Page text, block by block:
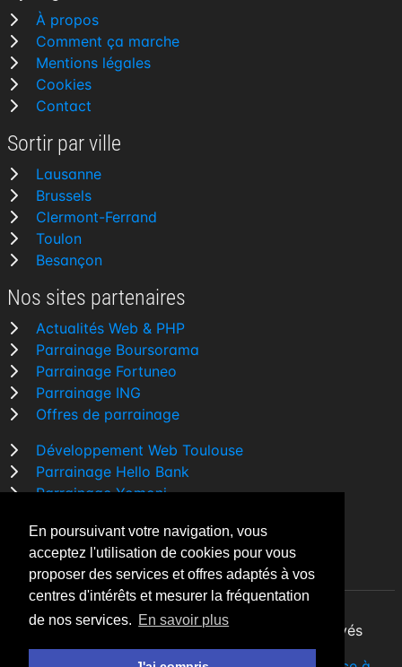
En poursuivant votre navigation, vous
acceptez l'utilisation de cookies pour vous
proposer des services et offres adaptés à vos
centres d'intérêts et mesurer la fréquentation
de nos services. En savoir plus
À propos
Comment ça marche
Mentions légales
Cookies
Contact
Sortir par ville
Lausanne
Brussels
Clermont-Ferrand
Toulon
Besançon
Nos sites partenaires
Actualités Web & PHP
Parrainage Boursorama
Parrainage Fortuneo
Parrainage ING
Offres de parrainage
Développement Web Toulouse
Parrainage Hello Bank
Parrainage Yomoni
Comparatif banque
By Night v5.7.3| © 2026 - Tous droits réservés